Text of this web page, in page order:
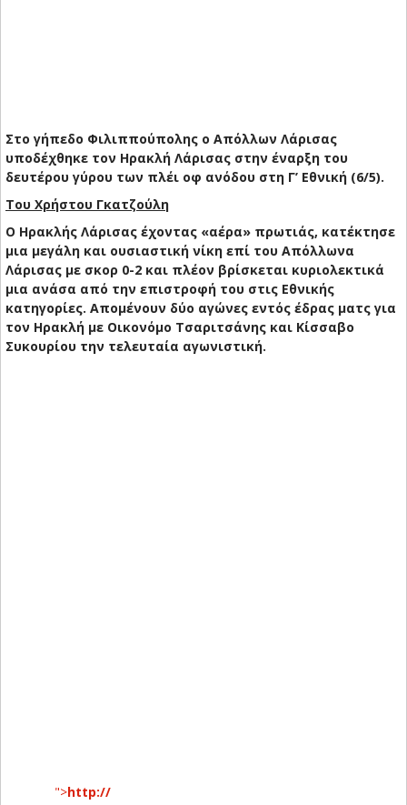
Στο γήπεδο Φιλιππούπολης ο Απόλλων Λάρισας
υποδέχθηκε τον Ηρακλή Λάρισας στην έναρξη του
δευτέρου γύρου των πλέι οφ ανόδου στη Γ’ Εθνική (6/5).
Του Χρήστου Γκατζούλη
Ο Ηρακλής Λάρισας έχοντας «αέρα» πρωτιάς, κατέκτησε
μια μεγάλη και ουσιαστική νίκη επί του Απόλλωνα
Λάρισας με σκορ 0-2 και πλέον βρίσκεται κυριολεκτικά
μια ανάσα από την επιστροφή του στις Εθνικής
κατηγορίες. Απομένουν δύο αγώνες εντός έδρας ματς για
τον Ηρακλή με Οικονόμο Τσαριτσάνης και Κίσσαβο
Συκουρίου την τελευταία αγωνιστική.
">http://